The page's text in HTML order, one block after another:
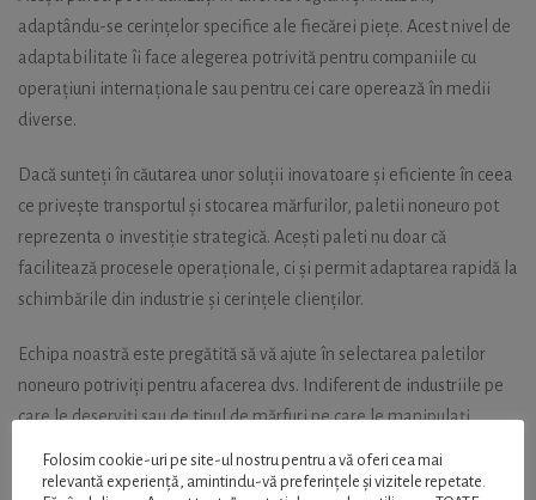
adaptându-se cerințelor specifice ale fiecărei piețe. Acest nivel de
adaptabilitate îi face alegerea potrivită pentru companiile cu
operațiuni internaționale sau pentru cei care operează în medii
diverse.
Dacă sunteți în căutarea unor soluții inovatoare și eficiente în ceea
ce privește transportul și stocarea mărfurilor, paletii noneuro pot
reprezenta o investiție strategică. Acești paleti nu doar că
facilitează procesele operaționale, ci și permit adaptarea rapidă la
schimbările din industrie și cerințele clienților.
Echipa noastră este pregătită să vă ajute în selectarea paletilor
noneuro potriviți pentru afacerea dvs. Indiferent de industriile pe
care le deserviți sau de tipul de mărfuri pe care le manipulați,
soluții moderne de transport și stocare, alegând paletii noneuro
Folosim cookie-uri pe site-ul nostru pentru a vă oferi cea mai
relevantă experiență, amintindu-vă preferințele și vizitele repetate.